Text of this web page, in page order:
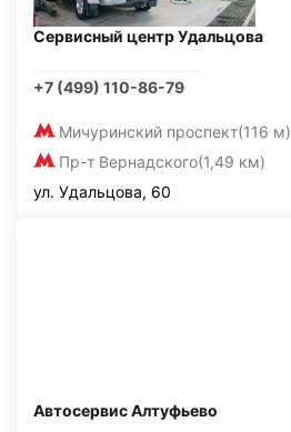
Сервисный центр Удальцова
+7 (499) 110-86-79
Мичуринский проспект(116 м)
Пр-т Вернадского(1,49 км)
ул. Удальцова, 60
Автосервис Алтуфьево